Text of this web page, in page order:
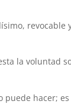
la voluntad
hacer;